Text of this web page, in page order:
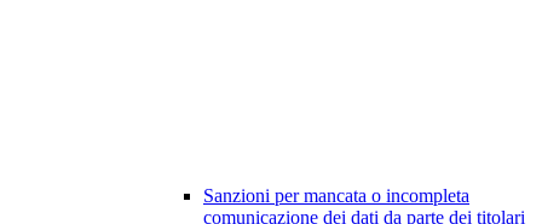
Sanzioni per mancata o incompleta
comunicazione dei dati da parte dei titolari